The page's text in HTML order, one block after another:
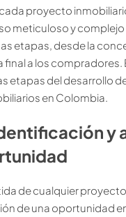
proyecto
meticuloso y
etapas, desde la
final a los compradores.
etapas del desarrollo
en Colombia.
y
de cualquier
de una oportunidad